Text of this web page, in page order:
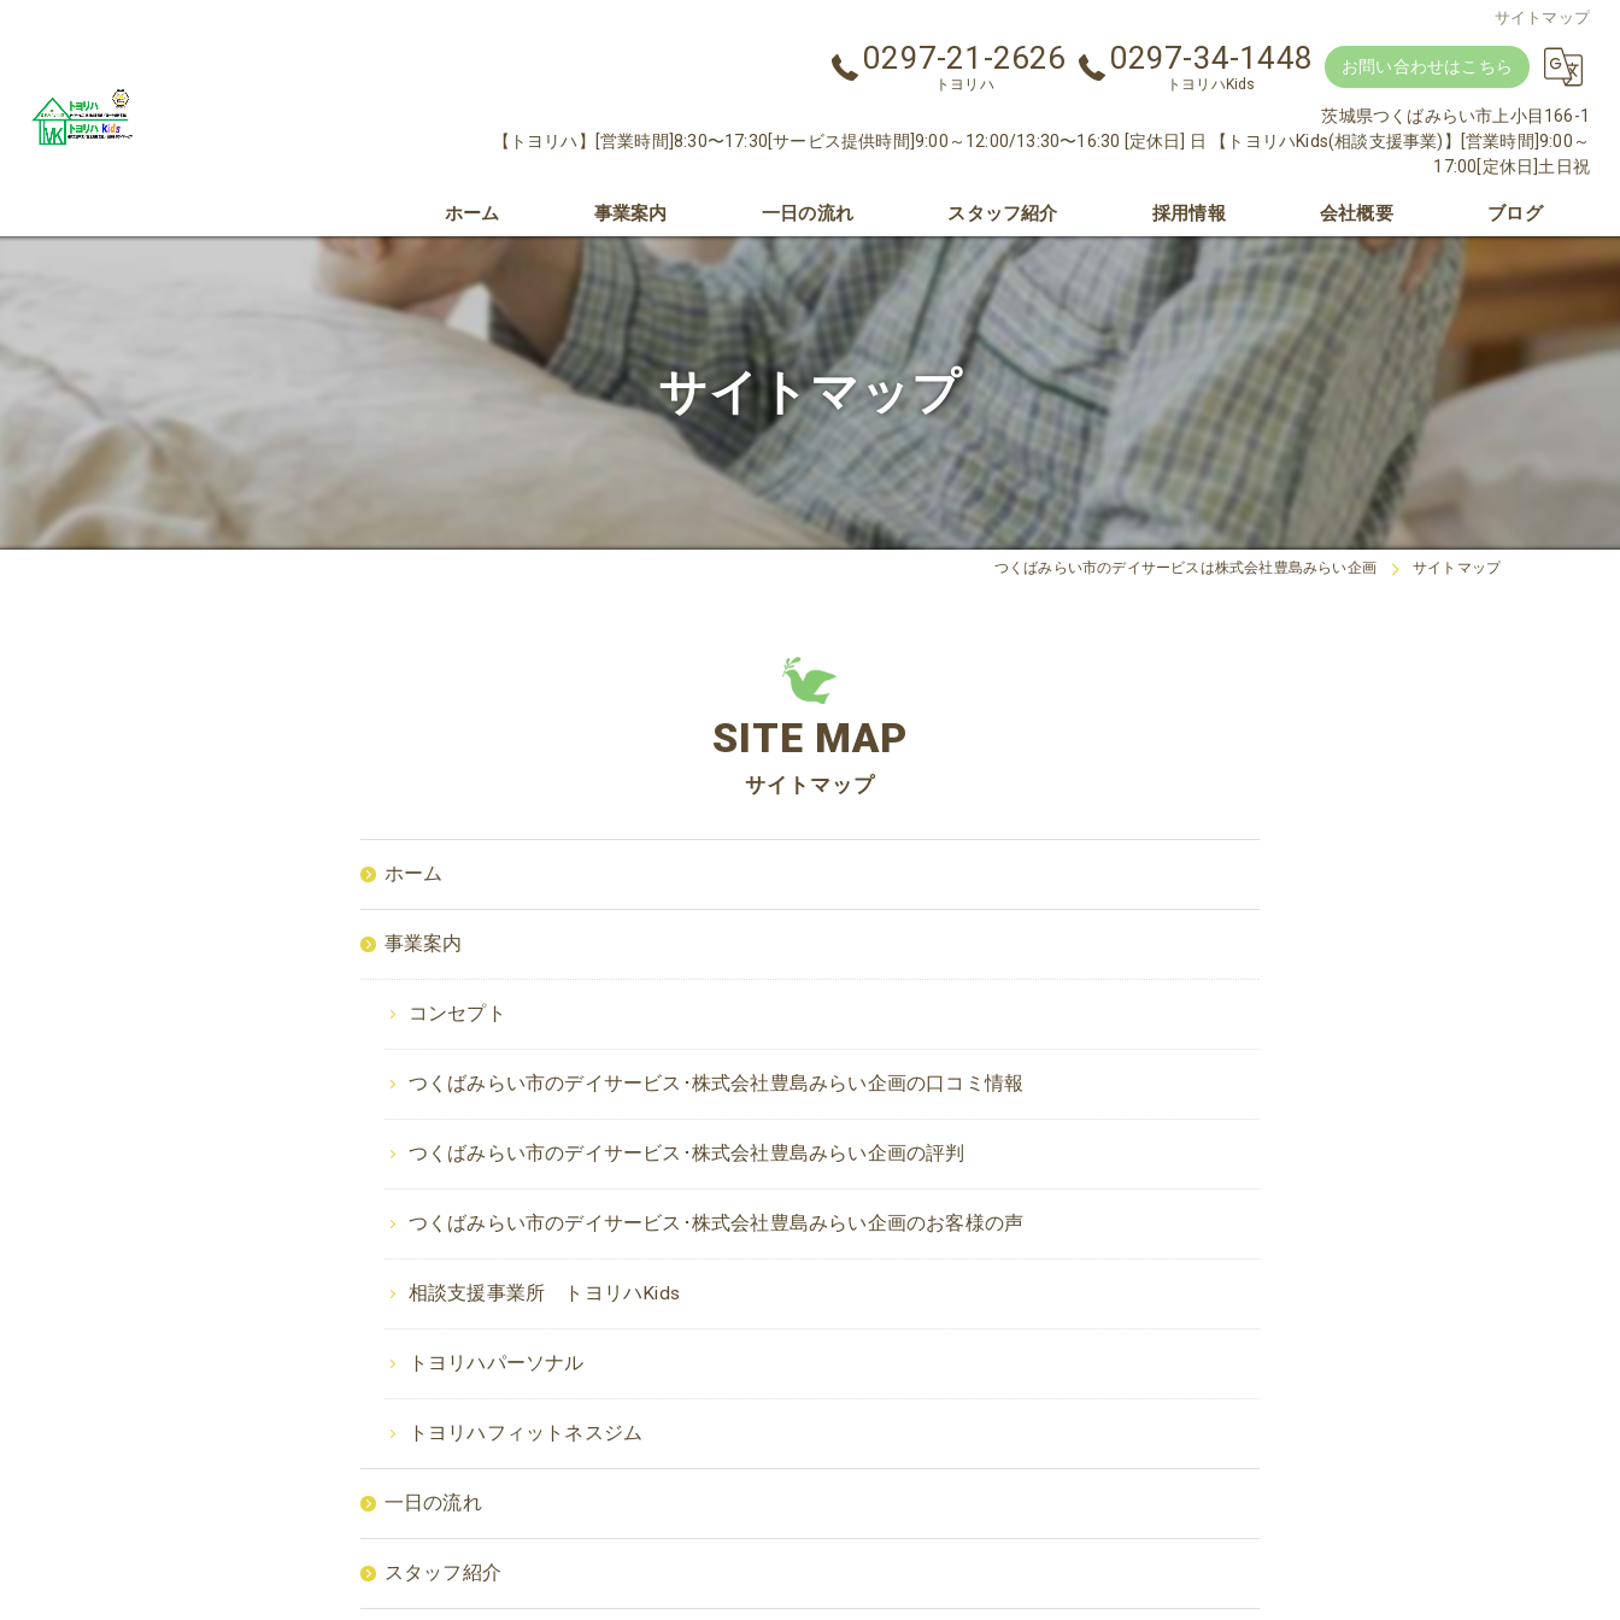
サイトマップ
0297-21-2626
トヨリハ
0297-34-1448
トヨリハKids
お問い合わせはこちら
茨城県つくばみらい市上小目166-1
【トヨリハ】[営業時間]8:30〜17:30[サービス提供時間]9:00～12:00/13:30〜16:30 [定休日] 日 【トヨリハKids(相談支援事業)】[営業時間]9:00～
17:00[定休日]土日祝
ホーム 事業案内
コンセプト
相談支援事業所 トヨリハKids
トヨリハパーソナル
トヨリハフィットネスジム
一日の流れ スタッフ紹介 採用情報 会社概要 ブログ
サイトマップ
つくばみらい市のデイサービスは株式会社豊島みらい企画 サイトマップ
サイトマップ
SITE MAP
ホーム
事業案内
コンセプト
つくばみらい市のデイサービス･株式会社豊島みらい企画の口コミ情報
つくばみらい市のデイサービス･株式会社豊島みらい企画の評判
つくばみらい市のデイサービス･株式会社豊島みらい企画のお客様の声
相談支援事業所 トヨリハKids
トヨリハパーソナル
トヨリハフィットネスジム
一日の流れ
スタッフ紹介